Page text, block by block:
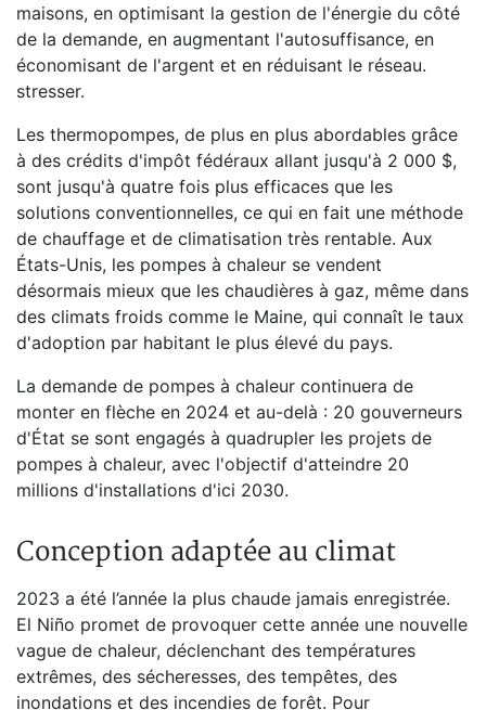
maisons, en optimisant la gestion de l'énergie du côté
de la demande, en augmentant l'autosuffisance, en
économisant de l'argent et en réduisant le réseau.
stresser.
Les thermopompes, de plus en plus abordables grâce
à des crédits d'impôt fédéraux allant jusqu'à 2 000 $,
sont jusqu'à quatre fois plus efficaces que les
solutions conventionnelles, ce qui en fait une méthode
de chauffage et de climatisation très rentable. Aux
États-Unis, les pompes à chaleur se vendent
désormais mieux que les chaudières à gaz, même dans
des climats froids comme le Maine, qui connaît le taux
d'adoption par habitant le plus élevé du pays.
La demande de pompes à chaleur continuera de
monter en flèche en 2024 et au-delà : 20 gouverneurs
d'État se sont engagés à quadrupler les projets de
pompes à chaleur, avec l'objectif d'atteindre 20
millions d'installations d'ici 2030.
Conception adaptée au climat
2023 a été l’année la plus chaude jamais enregistrée.
El Niño promet de provoquer cette année une nouvelle
vague de chaleur, déclenchant des températures
extrêmes, des sécheresses, des tempêtes, des
inondations et des incendies de forêt. Pour